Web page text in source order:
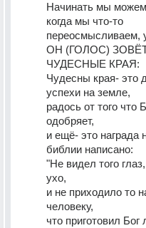
Начинать мы
когда мы что-то
переосмысливаем,
ОН (ГОЛОС)
ЧУДЕСНЫЕ КРАЯ:
Чудесны края- это
успехи на земле,
радось от того что
одобряет,
и ещё- это награда
библии написано:
"Не видел того
ухо,
и не приходило то
человеку,
что приготовил